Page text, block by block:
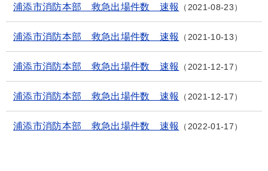
浦添市消防本部 救急出場件数 速報 2021-08-23
浦添市消防本部 救急出場件数 速報 2021-10-13
浦添市消防本部 救急出場件数 速報 2021-12-17
浦添市消防本部 救急出場件数 速報 2021-12-17
浦添市消防本部 救急出場件数 速報 2022-01-17